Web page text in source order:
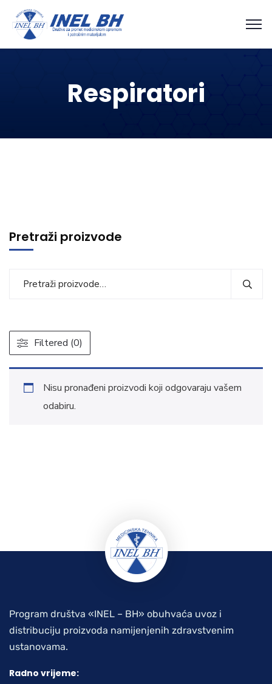
Respiratori
Nisu pronađeni proizvodi koji odgovaraju vašem
odabiru.
Pretraži proizvode
Filtered (0)
Program društva «INEL – BH» obuhvaća uvoz i
distribuciju proizvoda namijenjenih zdravstvenim
ustanovama.
Radno vrijeme: